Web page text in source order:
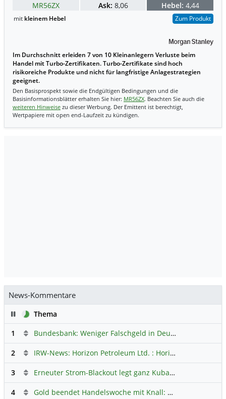
MR56ZX Ask: 8,06 Hebel: 4,44
mit kleinem Hebel Zum Produkt
Im Durchschnitt erleiden 7 von 10 Kleinanlegern Verluste beim
Handel mit Turbo-Zertifikaten. Turbo-Zertifikate sind hoch
risikoreiche Produkte und nicht für langfristige Anlagestrategien
geeignet.
Den Basisprospekt sowie die Endgültigen Bedingungen und die
Basisinformationsblätter erhalten Sie hier: MR56ZX. Beachten Sie auch die
weiteren Hinweise zu dieser Werbung. Der Emittent ist berechtigt,
Wertpapiere mit open end-Laufzeit zu kündigen.
News-Kommentare
PauseThema
1
Bundesbank: Weniger Falschgeld in Deutschland
2 IRW-News: Horizon Petroleum Ltd. : Horizon Petroleum beginnt mit der Testförderung im Projekt Lachowice in Polen und schließt die Platzierung einer überzeichneten Wandelanleihe ab
3 Erneuter Strom-Blackout legt ganz Kuba lahm
4 Gold beendet Handelswoche mit Knall: Barrick Mining – Ist diese Aktie wieder ein Kauf?